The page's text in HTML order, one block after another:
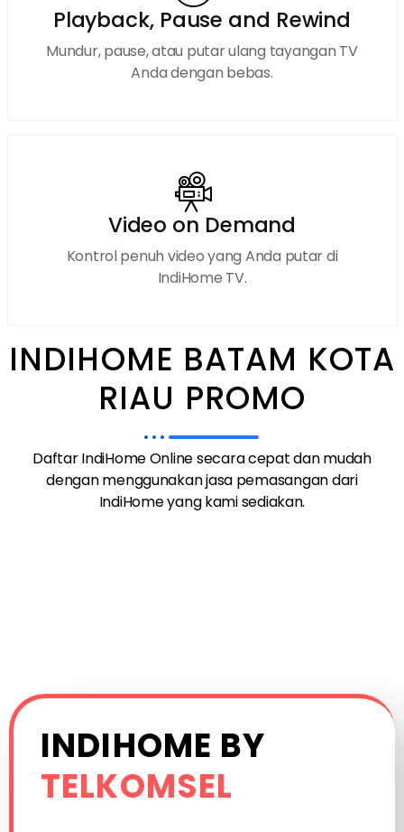
Playback, Pause and Rewind
Mundur, pause, atau putar ulang tayangan TV
Anda dengan bebas.
Video on Demand
Kontrol penuh video yang Anda putar di
IndiHome TV.
INDIHOME BATAM KOTA
RIAU PROMO
Daftar IndiHome Online secara cepat dan mudah
dengan menggunakan jasa pemasangan dari
IndiHome yang kami sediakan.
INDIHOME BY
TELKOMSEL